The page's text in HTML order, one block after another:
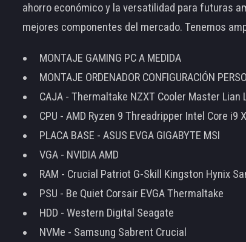
ahorro económico y la versatilidad para futuras
mejores componentes del mercado. Tenemos
MONTAJE GAMING PC A MEDIDA
MONTAJE ORDENADOR CONFIGURACIÓN
CAJA - Thermaltake NZXT Cooler Master Lian
CPU - AMD Ryzen 9 Threadripper Intel Core i9
PLACA BASE - ASUS EVGA GIGABYTE MSI
VGA - NVIDIA AMD
RAM - Crucial Patriot G-Skill Kingston Hynix
PSU - Be Quiet Corsair EVGA Thermaltake
HDD - Western Digital Seagate
NVMe - Samsung Sabrent Crucial